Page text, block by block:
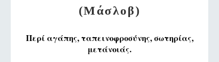
(Μάσλοβ)
Περί αγάπης, ταπεινοφροσύνης, σωτηρίας,
μετάνοιάς.